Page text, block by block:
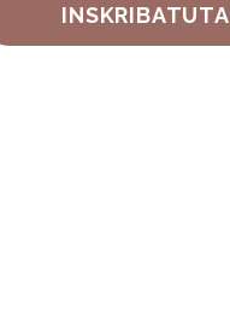
INSKRIBATUTA